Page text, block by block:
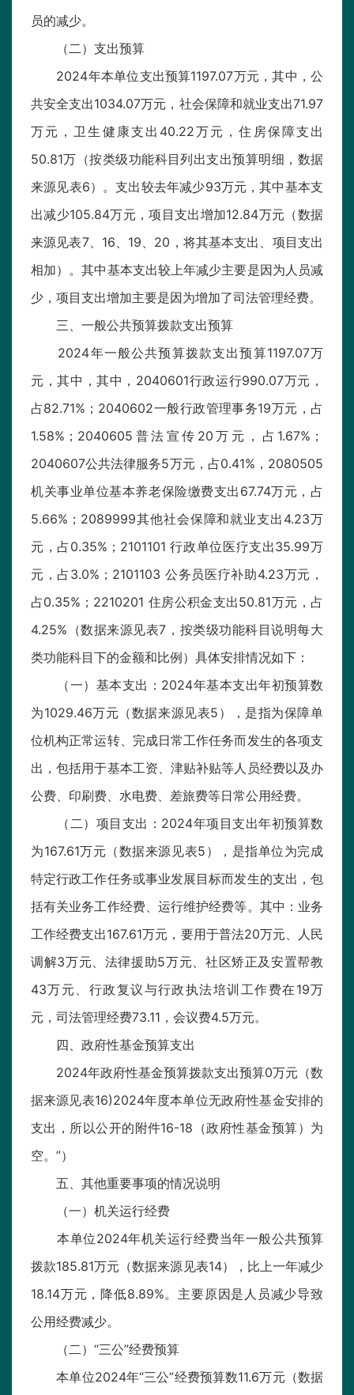
员的减少。
（二）支出预算
2024年本单位支出预算1197.07万元，其中，公
共安全支出1034.07万元，社会保障和就业支出71.97
万元，卫生健康支出40.22万元，住房保障支出
50.81万（按类级功能科目列出支出预算明细，数据
来源见表6）。支出较去年减少93万元，其中基本支
出减少105.84万元，项目支出增加12.84万元（数据
来源见表7、16、19、20，将其基本支出、项目支出
相加）。其中基本支出较上年减少主要是因为人员减
少，项目支出增加主要是因为增加了司法管理经费。
三、一般公共预算拨款支出预算
2024年一般公共预算拨款支出预算1197.07万
元，其中，其中，2040601行政运行990.07万元，
占82.71%；2040602一般行政管理事务19万元，占
1.58%；2040605普法宣传20万元，占1.67%；
2040607公共法律服务5万元，占0.41%，2080505
机关事业单位基本养老保险缴费支出67.74万元，占
5.66%；2089999其他社会保障和就业支出4.23万
元，占0.35%；2101101 行政单位医疗支出35.99万
元，占3.0%；2101103 公务员医疗补助4.23万元，
占0.35%；2210201 住房公积金支出50.81万元，占
4.25%（数据来源见表7，按类级功能科目说明每大
类功能科目下的金额和比例）具体安排情况如下：
（一）基本支出：2024年基本支出年初预算数
为1029.46万元（数据来源见表5），是指为保障单
位机构正常运转、完成日常工作任务而发生的各项支
出，包括用于基本工资、津贴补贴等人员经费以及办
公费、印刷费、水电费、差旅费等日常公用经费。
（二）项目支出：2024年项目支出年初预算数
为167.61万元（数据来源见表5），是指单位为完成
特定行政工作任务或事业发展目标而发生的支出，包
括有关业务工作经费、运行维护经费等。其中：业务
工作经费支出167.61万元，要用于普法20万元、人民
调解3万元、法律援助5万元、社区矫正及安置帮教
43万元、行政复议与行政执法培训工作费在19万
元，司法管理经费73.11，会议费4.5万元。
四、政府性基金预算支出
2024年政府性基金预算拨款支出预算0万元（数
据来源见表16)2024年度本单位无政府性基金安排的
支出，所以公开的附件16-18（政府性基金预算）为
空。”）
五、其他重要事项的情况说明
（一）机关运行经费
本单位2024年机关运行经费当年一般公共预算
拨款185.81万元（数据来源见表14），比上一年减少
18.14万元，降低8.89%。主要原因是人员减少导致
公用经费减少。
（二）“三公”经费预算
本单位2024年“三公”经费预算数11.6万元（数据